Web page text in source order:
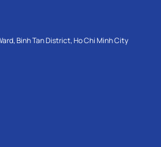
Binh Tan District, Ho Chi Minh City